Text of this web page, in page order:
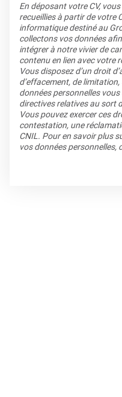
En déposant votre CV,
recueillies à partir de votre
informatique destiné au
collectons vos données
intégrer à notre vivier de
contenu en lien avec votre
Vous disposez d’un droit
d’effacement, de
données personnelles
directives relatives au sort
Vous pouvez exercer ces
contestation, une
CNIL. Pour en savoir plus
vos données personnelles,